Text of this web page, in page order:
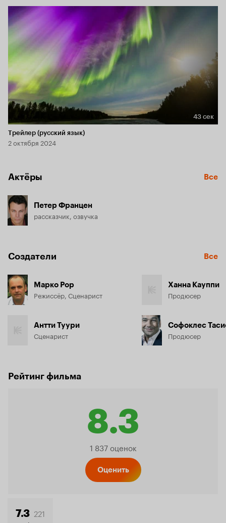
Длительность 43 сек
43 сек
Трейлер (русский язык)
2 октября 2024
Актёры Все
Петер Францен
рассказчик, озвучка
Создатели Все
Марко Рор
Режиссёр, Сценарист
Антти Туури
Сценарист
Ханна Кауппи
Продюсер
Софоклес
Продюсер
Рейтинг фильма
8.3
Рейтинг
1 837 оценок
Оценить
7.3 221